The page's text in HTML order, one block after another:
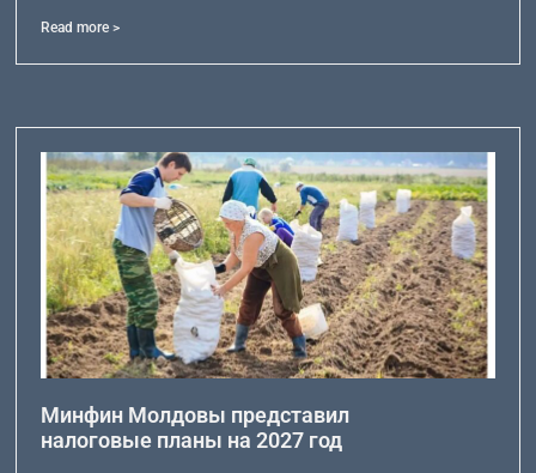
Read more >
Минфин Молдовы представил
налоговые планы на 2027 год